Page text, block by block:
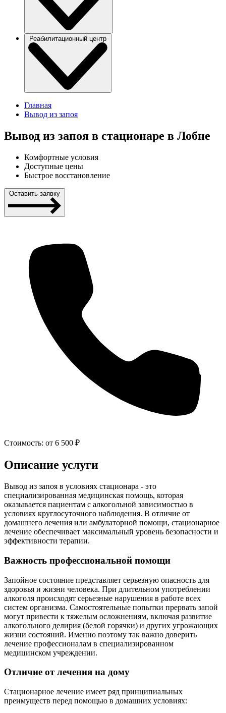
Реабилитационный центр
Главная
Вывод из запоя
Вывод из запоя в стационаре в Лобне
Комфортные условия
Доступные цены
Быстрое восстановление
Оставить заявку
Стоимость: от 6 500 ₽
Описание услуги
Вывод из запоя в условиях стационара - это
специализированная медицинская помощь, которая
оказывается пациентам с алкогольной зависимостью в
условиях круглосуточного наблюдения. В отличие от
домашнего лечения или амбулаторной помощи, стационарное
лечение обеспечивает максимальный уровень безопасности и
эффективности терапии.
Важность профессиональной помощи
Запойное состояние представляет серьезную опасность для
здоровья и жизни человека. При длительном употреблении
алкоголя происходят серьезные нарушения в работе всех
систем организма. Самостоятельные попытки прервать запой
могут привести к тяжелым осложнениям, включая развитие
алкогольного делирия (белой горячки) и других угрожающих
жизни состояний. Именно поэтому так важно доверить
лечение профессионалам в специализированном
медицинском учреждении.
Отличие от лечения на дому
Стационарное лечение имеет ряд принципиальных
преимуществ перед помощью в домашних условиях: